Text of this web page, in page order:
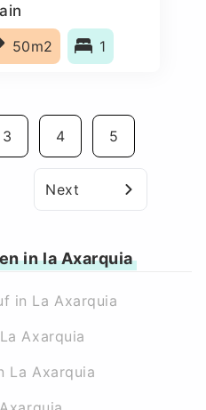
50m2 1
3 4 5
Next
in la Axarquia
in La Axarquia
Axarquia
La Axarquia